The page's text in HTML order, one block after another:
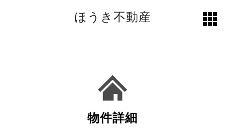
ほうき不動産
物件詳細